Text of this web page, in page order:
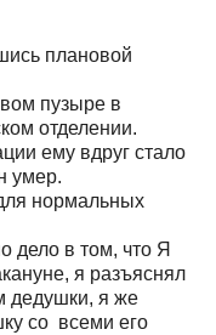
плановой
пузыре в
отделении.
ему вдруг стало
умер.
нормальных
дело в том, что Я
я разъяснял
дедушки, я же
со всеми его